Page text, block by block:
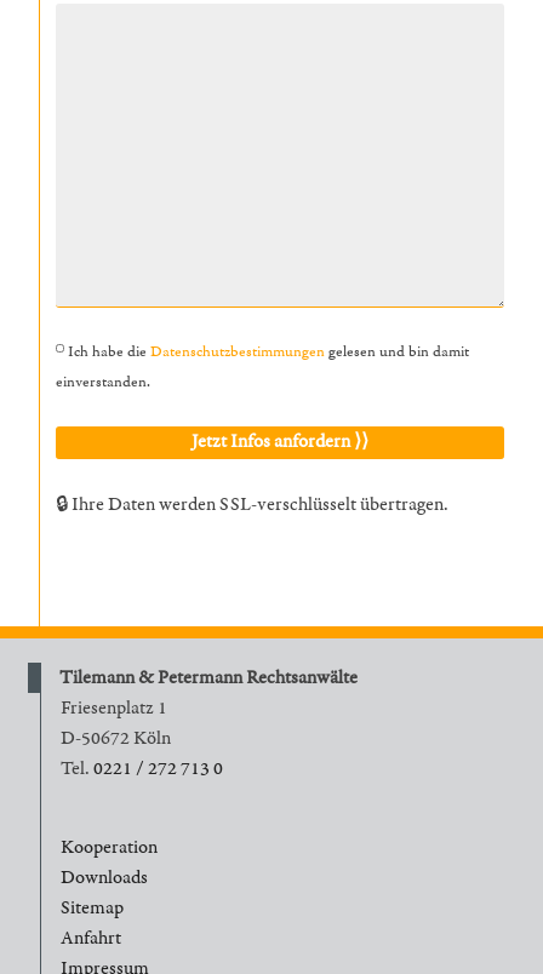
Ich habe dieDatenschutzbestimmungengelesen und bin damit
einverstanden.
🔒 Ihre Daten werden SSL-verschlüsselt übertragen.
Tilemann & Petermann Rechtsanwälte
Friesenplatz 1
D-50672 Köln
Tel.0221 / 272 713 0
Kooperation
Downloads
Sitemap
Anfahrt
Impressum